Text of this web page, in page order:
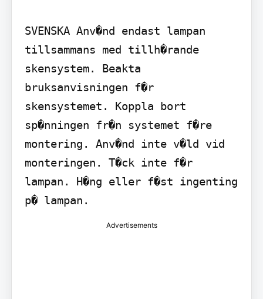
SVENSKA Anv�nd endast lampan
tillsammans med tillh�rande
skensystem. Beakta
bruksanvisningen f�r
skensystemet. Koppla bort
sp�nningen fr�n systemet f�re
montering. Anv�nd inte v�ld vid
monteringen. T�ck inte f�r
lampan. H�ng eller f�st ingenting
p� lampan.
Advertisements